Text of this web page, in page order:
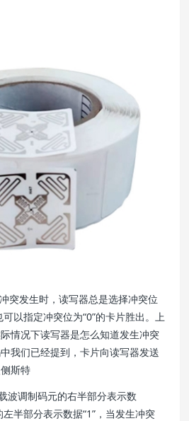
突发生时，读写器总是选择冲突位
以指定冲突位为“0”的卡片胜出。上
情况下读写器是怎么知道发生冲突
我们已经提到，卡片向读写器发送
斯特
波调制码元的右半部分表示数
半部分表示数据“1”，当发生冲突